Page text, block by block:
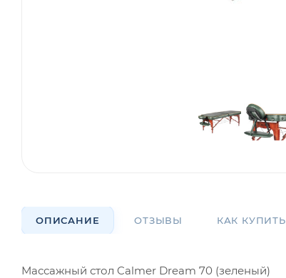
ОПИСАНИЕ ОТЗЫВЫ КАК КУПИТЬ
Массажный стол Calmer Dream 70 (зеленый)